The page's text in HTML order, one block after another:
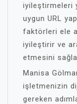
iyileştirmeleri
uygun URL
faktörleri ele
iyileştirir ve
etmesini
Manisa
işletmenizin
gereken